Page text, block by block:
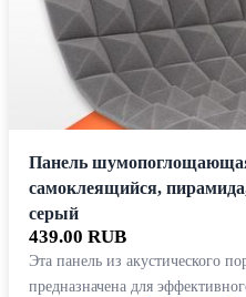
Панель
самоклеящийся,
серый
439.00 RUB
Эта панель из акустического
предназначена для